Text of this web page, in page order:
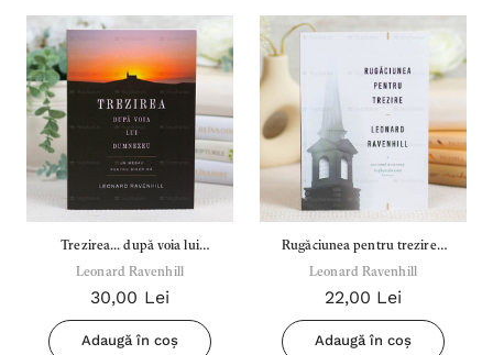
Trezirea... după voia lui
Dumnezeu
Leonard Ravenhill
30,00 Lei
Adaugă în coș
Rugăciunea pentru trezire -
Leonard Ravenhill
Leonard Ravenhill
22,00 Lei
Adaugă în coș